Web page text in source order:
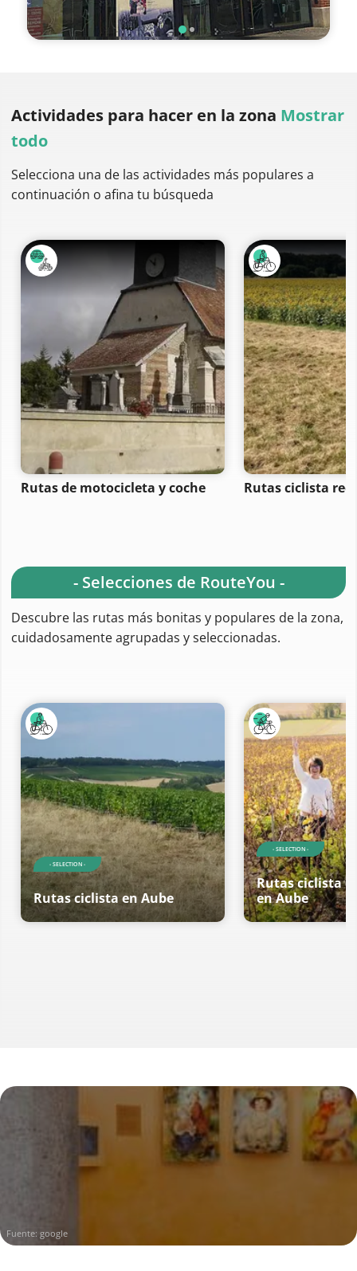
Actividades para hacer en la zona Mostrar
todo
Selecciona una de las actividades más populares a
continuación o afina tu búsqueda
Rutas de motocicleta y coche Rutas ciclista
- Selecciones de RouteYou -
Descubre las rutas más bonitas y populares de la zona,
cuidadosamente agrupadas y seleccionadas.
- SELECTION -
Rutas ciclista en Aube
- SELECTION -
Rutas ciclista
en Aube
Fuente: google